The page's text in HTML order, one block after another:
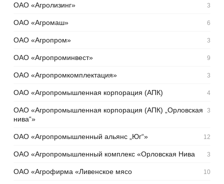
ОАО «Агролизинг» 3
ОАО «Агромаш» 6
ОАО «Агропром» 3
ОАО «Агропроминвест» 9
ОАО «Агропромкомплектация» 3
ОАО «Агропромышленная корпорация (АПК) 4
ОАО «Агропромышленная корпорация (АПК) „Орловская
нива“»
3
ОАО «Агропромышленный альянс „Юг“» 12
ОАО «Агропромышленный комплекс «Орловская Нива 3
ОАО «Агрофирма «Ливенское мясо 10